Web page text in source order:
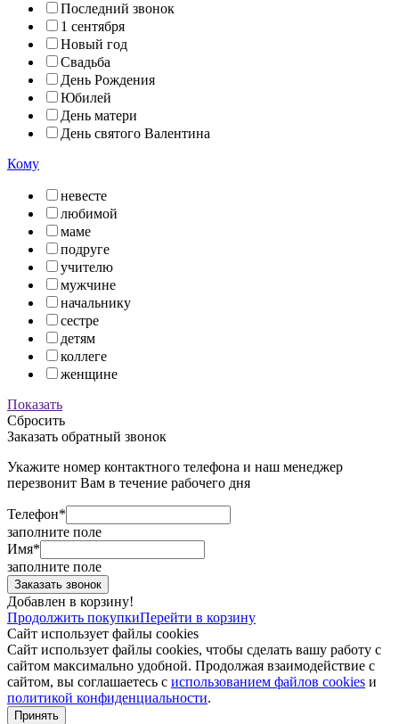
Последний звонок
1 сентября
Новый год
Свадьба
День Рождения
Юбилей
День матери
День святого Валентина
Кому
невесте
любимой
маме
подруге
учителю
мужчине
начальнику
сестре
детям
коллеге
женщине
Показать
Сбросить
Заказать обратный звонок
Укажите номер контактного телефона и наш менеджер
перезвонит Вам в течение рабочего дня
Телефон*
заполните поле
Имя*
заполните поле
Добавлен в корзину!
Продолжить покупкиПерейти в корзину
Сайт использует файлы cookies
Сайт использует файлы cookies, чтобы сделать вашу работу с
сайтом максимально удобной. Продолжая взаимодействие с
сайтом, вы соглашаетесь с использованием файлов cookies и
политикой конфиденциальности.
Принять